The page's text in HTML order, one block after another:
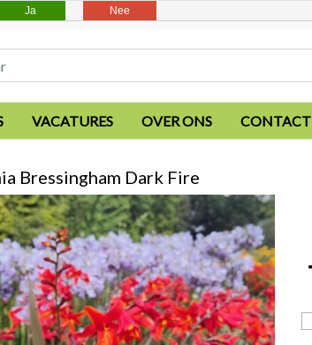
VACATURES OVER ONS CONTACT
Bressingham Dark Fire
Ja Nee